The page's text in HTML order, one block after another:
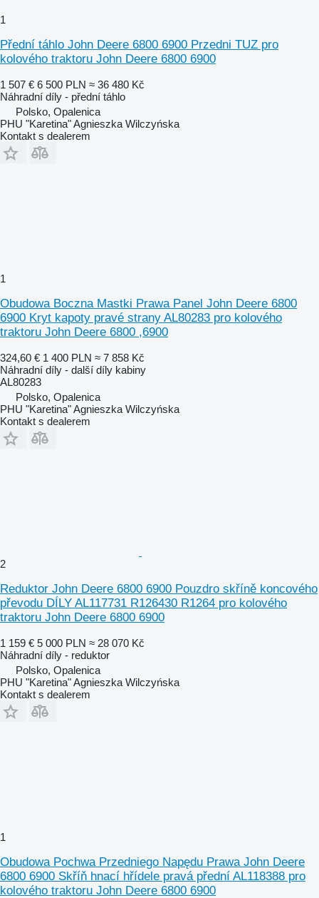
1
Přední táhlo John Deere 6800 6900 Przedni TUZ pro
kolového traktoru John Deere 6800 6900
1 507 € 6 500 PLN ≈ 36 480 Kč
Náhradní díly - přední táhlo
Polsko, Opalenica
PHU "Karetina" Agnieszka Wilczyńska
Kontakt s dealerem
1
Obudowa Boczna Mastki Prawa Panel John Deere 6800
6900 Kryt kapoty pravé strany AL80283 pro kolového
traktoru John Deere 6800 ,6900
324,60 € 1 400 PLN ≈ 7 858 Kč
Náhradní díly - další díly kabiny
AL80283
Polsko, Opalenica
PHU "Karetina" Agnieszka Wilczyńska
Kontakt s dealerem
2
Reduktor John Deere 6800 6900 Pouzdro skříně koncového
převodu DÍLY AL117731 R126430 R1264 pro kolového
traktoru John Deere 6800 6900
1 159 € 5 000 PLN ≈ 28 070 Kč
Náhradní díly - reduktor
Polsko, Opalenica
PHU "Karetina" Agnieszka Wilczyńska
Kontakt s dealerem
1
Obudowa Pochwa Przedniego Napędu Prawa John Deere
6800 6900 Skříň hnací hřídele pravá přední AL118388 pro
kolového traktoru John Deere 6800 6900